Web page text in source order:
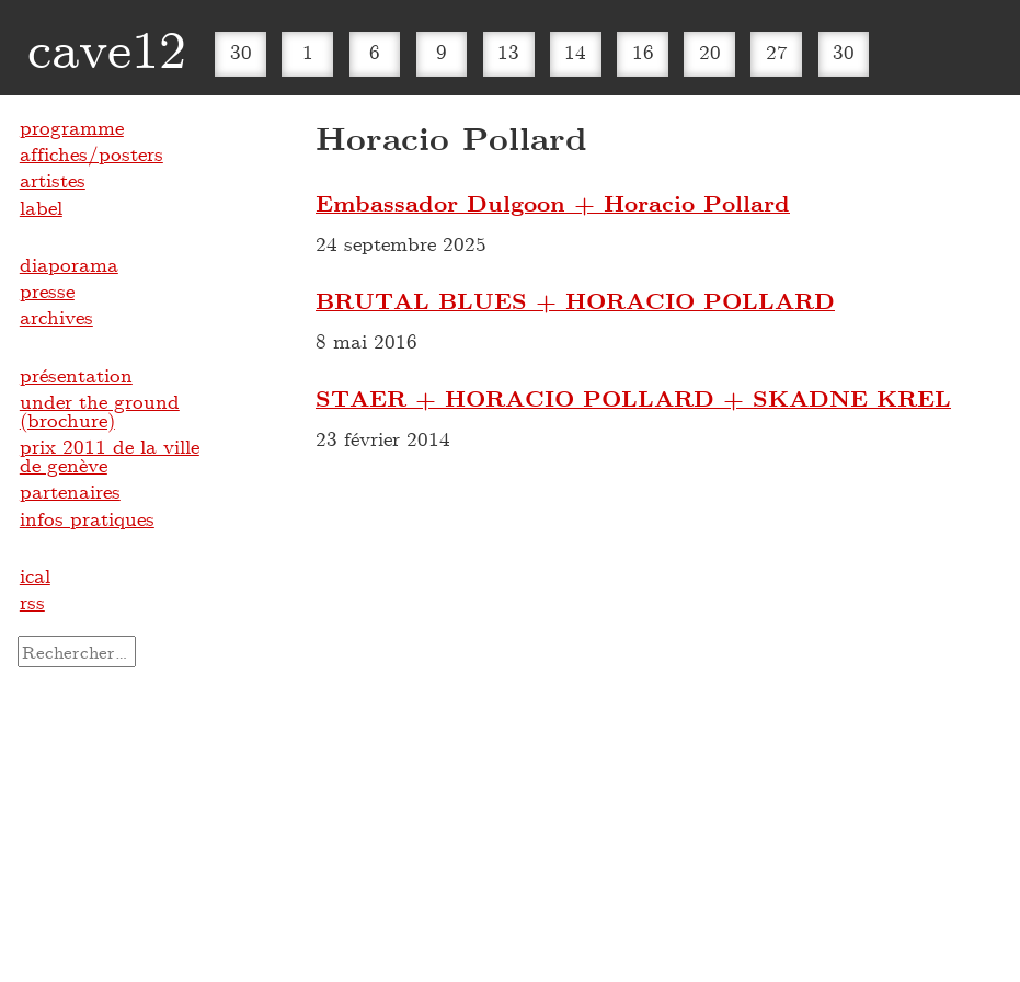
cave12 30 1 6 9 13 14 16 20 27 30
Horacio Pollard
Embassador Dulgoon + Horacio Pollard
24 septembre 2025
BRUTAL BLUES + HORACIO POLLARD
8 mai 2016
STAER + HORACIO POLLARD + SKADNE KREL
23 février 2014
programme
affiches/posters
artistes
label
diaporama
presse
archives
présentation
under the ground
(brochure)
prix 2011 de la ville
de genève
partenaires
infos pratiques
ical
rss
Rechercher :